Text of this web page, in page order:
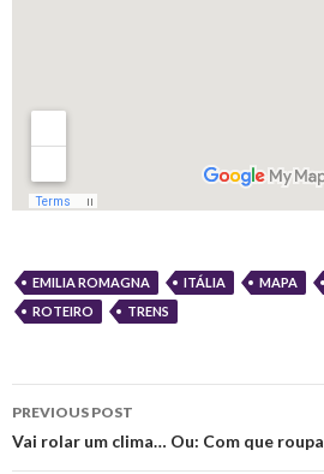
EMILIA ROMAGNA ITÁLIA MAPA
ROTEIRO
TRENS
Post
navigation
PREVIOUS POST
Vai rolar um clima… Ou: Com que